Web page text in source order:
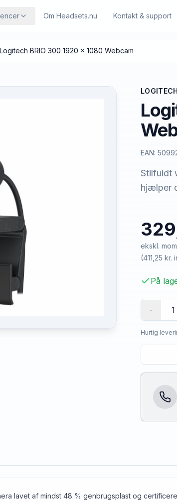
Om Headsets.nu Kontakt & support
Logitech BRIO 300 1920 x 1080 Webcam
LOGITECH
EAN:
Stilfuldt
hjælper
ekskl.
(411,25 kr.
På
- 1
Hurtig
lavet af mindst 48 % genbrugsplast og